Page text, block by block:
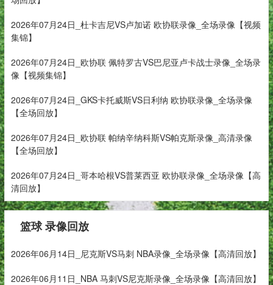
2026年07月24日_杜卡吉尼VS卢加诺 欧协联录像_全场录像【视频
集锦】
2026年07月24日_欧协联 佩特罗古VS巴尼亚卢卡战士录像_全场录
像【视频集锦】
2026年07月24日_GKS卡托威斯VS日利纳 欧协联录像_全场录像
【全场回放】
2026年07月24日_欧协联 帕纳辛纳科斯VS帕克斯录像_高清录像
【全场回放】
2026年07月24日_哥本哈根VS普莱西亚 欧协联录像_全场录像【高
清回放】
篮球 录像回放
2026年06月14日_尼克斯VS马刺 NBA录像_全场录像【高清回放】
2026年06月11日_NBA 马刺VS尼克斯录像_全场录像【高清回放】